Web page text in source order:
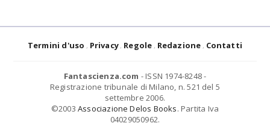
Termini d'uso Privacy Regole Redazione Contatti
Fantascienza.com - ISSN 1974-8248 -
Registrazione tribunale di Milano, n. 521 del 5
settembre 2006.
©2003 Associazione Delos Books. Partita Iva
04029050962.